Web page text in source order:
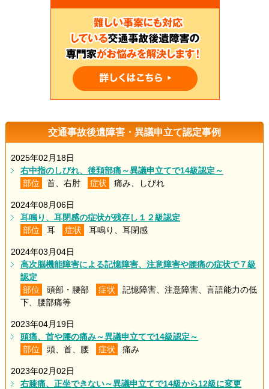
交通事故後遺障害・異議申立て認定事例
2025年02月18日
右中指のしびれ、後頚部痛～異議申立てで14級認定～
部位
首、右肘 症状 痛み、しびれ
2024年08月06日
耳鳴り、耳閉感の症状が残存し１２級認定
部位
耳 症状 耳鳴り、耳閉感
2024年03月04日
高次脳機能障害による記憶障害、注意障害や腰痛の症状で７級
認定
部位
頭部・腰部 症状
記憶障害、注意障害、言語能力の低
下、腰部痛等
2023年04月19日
頭痛、首や腰の痛み～異議申立てで14級認定～
部位
頭、首、腰 症状 痛み
2023年02月02日
右膝痛、正坐できない～異議申立てで14級から12級に変更